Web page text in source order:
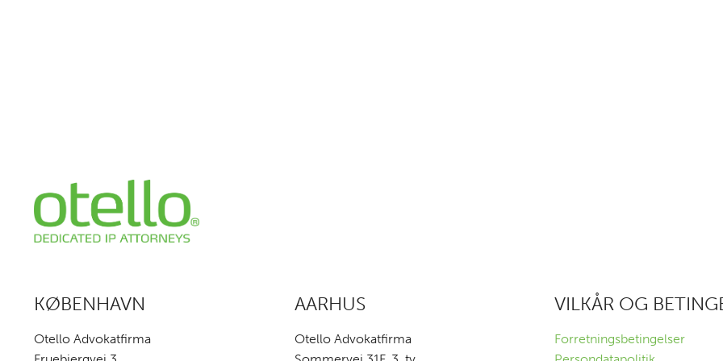
KØBENHAVN
Otello Advokatfirma
AARHUS
Otello Advokatfirma
VILKÅR OG
Forretningsbetingelser